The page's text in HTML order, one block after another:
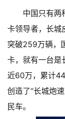
中国只有两
卡领导者，长城
突破259万辆，
卡，就有一台是
近60万，累计
创造了“长城炮
民车。